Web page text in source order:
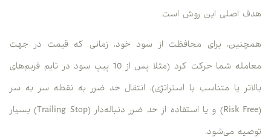
هدف اصلی این روش است.
همچنین، برای محافظت از سود خود، زمانی که قیمت در جهت
معامله شما حرکت کرد (مثلا پس از 10 پیپ سود در تایم فریم‌های
بالاتر یا متناسب با استراتژی)، انتقال حد ضرر به نقطه سر به سر
(Risk Free) و یا استفاده از حد ضرر دنباله‌دار (Trailing Stop) بسیار
توصیه می‌شود.